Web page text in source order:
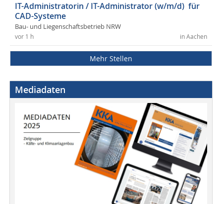
IT-Administratorin / IT-Administrator (w/m/d) für
CAD-Systeme
Bau- und Liegenschaftsbetrieb NRW
in Aachen
vor 1 h
Mehr Stellen
Mediadaten